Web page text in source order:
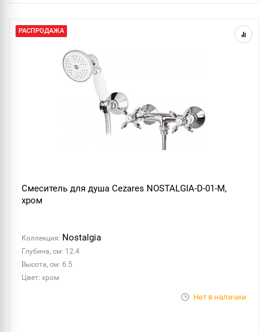
РАСПРОДАЖА
Смеситель для душа Cezares NOSTALGIA-D-01-M,
хром
Коллекция: Nostalgia
Глубина, см: 12.4
Высота, см: 6.5
Цвет: хром
Нет в наличии